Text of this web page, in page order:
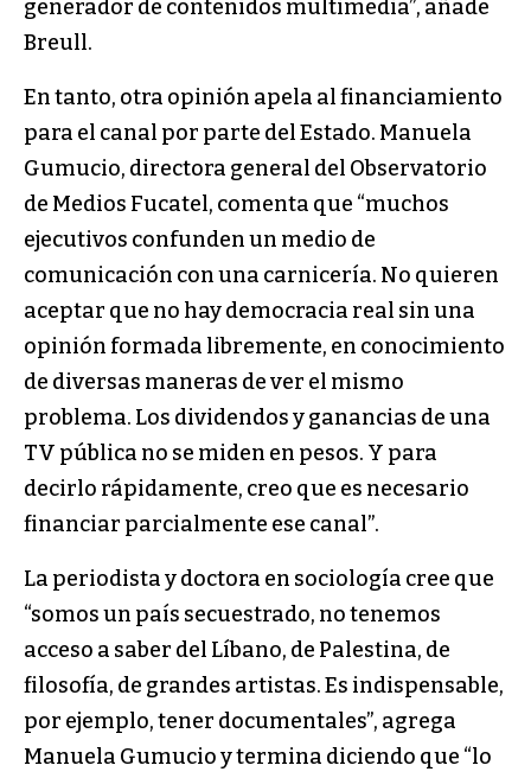
generador de contenidos multimedia”, añade
Breull.
En tanto, otra opinión apela al financiamiento
para el canal por parte del Estado. Manuela
Gumucio, directora general del Observatorio
de Medios Fucatel, comenta que “muchos
ejecutivos confunden un medio de
comunicación con una carnicería. No quieren
aceptar que no hay democracia real sin una
opinión formada libremente, en conocimiento
de diversas maneras de ver el mismo
problema. Los dividendos y ganancias de una
TV pública no se miden en pesos. Y para
decirlo rápidamente, creo que es necesario
financiar parcialmente ese canal”.
La periodista y doctora en sociología cree que
“somos un país secuestrado, no tenemos
acceso a saber del Líbano, de Palestina, de
filosofía, de grandes artistas. Es indispensable,
por ejemplo, tener documentales”, agrega
Manuela Gumucio y termina diciendo que “lo